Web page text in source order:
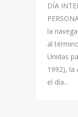
DÍA
la
al
Unidas
1992), la
el día...